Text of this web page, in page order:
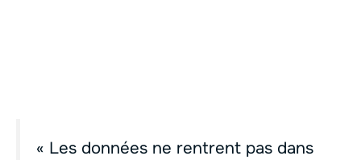
« Les données ne rentrent pas dans